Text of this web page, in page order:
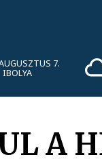
7.
IBOLYA
A